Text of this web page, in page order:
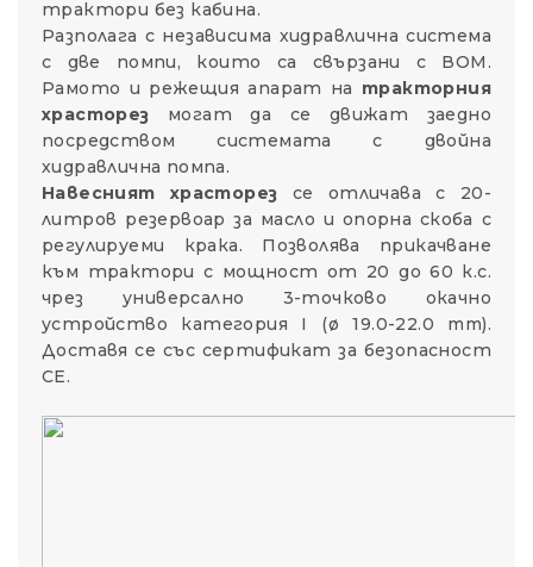
трактори без кабина.
Разполага с независима хидравлична система
с две помпи, които са свързани с ВОМ.
Рамото и режещия апарат на тракторния
храсторез могат да се движат заедно
посредством системата с двойна
хидравлична помпа.
Навесният храсторез се отличава с 20-
литров резервоар за масло и опорна скоба с
регулируеми крака. Позволява прикачване
към трактори с мощност от 20 до 60 к.с.
чрез универсално 3-точково окачно
устройство категория I (ø 19.0-22.0 mm).
Доставя се със сертификат за безопасност
СЕ.